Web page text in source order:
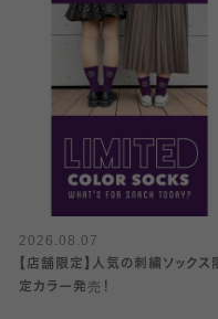
2026.08.07
【店舗限定】人気の刺繍ソックス
定カラー発売！